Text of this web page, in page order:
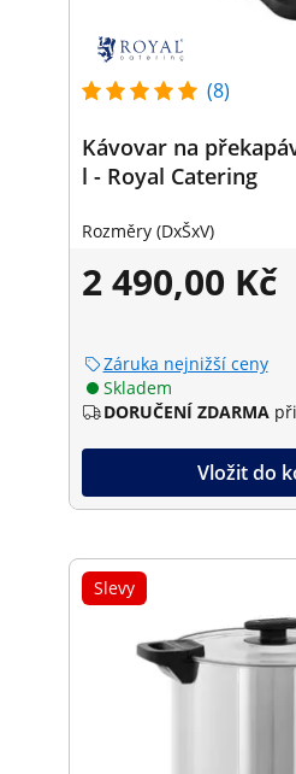
(8)
Kávovar na
l - Royal Catering
Rozměry (DxŠxV)
2 490,00 Kč
Záruka nejnižší ceny
Skladem
DORUČENÍ ZDARMA
Vložit do
Slevy